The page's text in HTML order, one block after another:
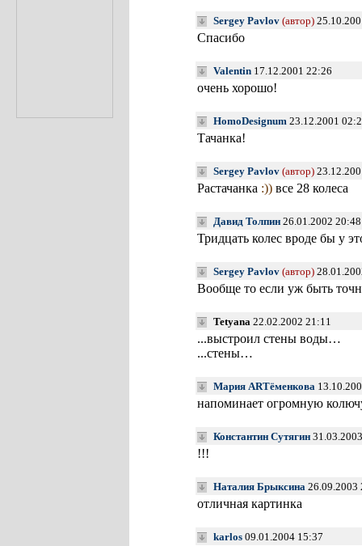
Sergey Pavlov (автор)
Спасибо
Valentin 17.12.2001 22:26
очень хорошо!
HomoDesignum 23.12.2001
Тачанка!
Sergey Pavlov (автор)
Растачанка :)) все 28 колеса
Давид Толпин 26.01.2002 20:48
Тридцать колес вроде бы у
Sergey Pavlov (автор)
Вообще то если уж быть
Tetyana 22.02.2002 21:11
...выстроил стены воды…
...стены…
Мария ARTёменкова
напоминает огромную
Константин Сутягин
!!!
Наталия Брыксина 26.09.2003
отличная картинка
karlos 09.01.2004 15:37